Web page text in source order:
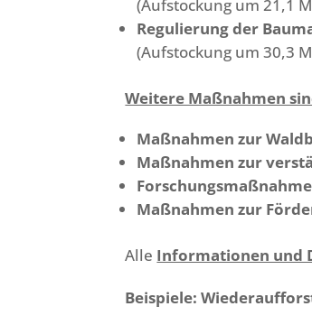
(Aufstockung um 21,1
Regulierung der
(Aufstockung um 30,3
Weitere Maßnahmen
Maßnahmen zur
Maßnahmen zur
Maßnahmen zur
Alle Informationen und
Beispiele: